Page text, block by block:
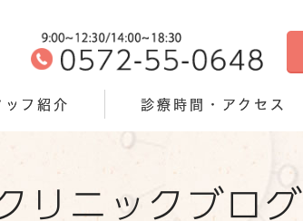
ッフ紹介 診療時間・アクセス
リニックブログ